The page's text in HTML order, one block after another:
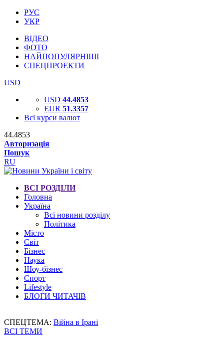
РУС
УКР
ВІДЕО
ФОТО
НАЙПОПУЛЯРНІШІ
СПЕЦПРОЕКТИ
USD
USD 44.4853
EUR 51.3357
Всі курси валют
44.4853
Авторизація
Пошук
RU
ВСІ РОЗДІЛИ
Головна
Україна
Всі новини розділу
Політика
Місто
Світ
Бізнес
Наука
Шоу-бізнес
Спорт
Lifestyle
БЛОГИ ЧИТАЧІВ
СПЕЦТЕМА: Війна в Ірані
ВСІ ТЕМИ